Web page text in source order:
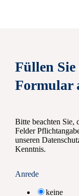
Füllen Sie
Formular
Bitte beachten Sie,
Felder
unseren
Kenntnis.
Anrede
keine